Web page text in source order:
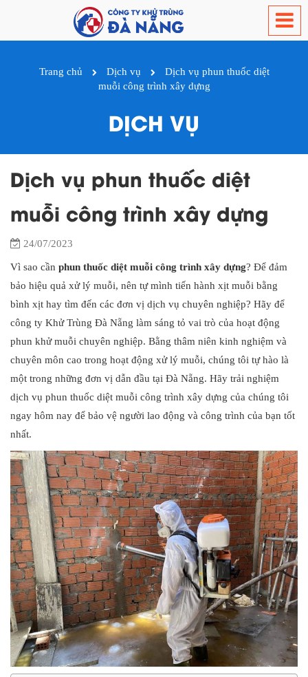
Trang chủ Dịch vụ
Dịch vụ phun thuốc diệt
muỗi công trình xây dựng
DỊCH VỤ
Dịch vụ phun thuốc diệt
muỗi công trình xây dựng
24/07/2023
Vì sao cần phun thuốc diệt muỗi công trình xây dựng? Để đảm
bảo hiệu quả xử lý muỗi, nên tự mình tiến hành xịt muỗi bằng
bình xịt hay tìm đến các đơn vị dịch vụ chuyên nghiệp? Hãy để
công ty Khử Trùng Đà Nẵng làm sáng tỏ vai trò của hoạt động
phun khử muỗi chuyên nghiệp. Bằng thâm niên kinh nghiệm và
chuyên môn cao trong hoạt động xử lý muỗi, chúng tôi tự hào là
một trong những đơn vị dẫn đầu tại Đà Nẵng. Hãy trải nghiệm
dịch vụ phun thuốc diệt muỗi công trình xây dựng của chúng tôi
ngay hôm nay để bảo vệ người lao động và công trình của bạn tốt
nhất.